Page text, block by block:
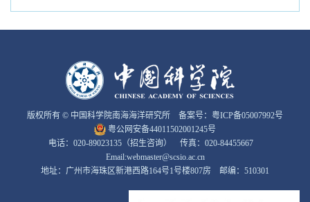
版权所有 © 中国科学院南海海洋研究所 备案号： 粤ICP备05007992号
粤公网安备44011502001245号
电话：020-89023135（招生咨询） 传真：020-84455667
Email:webmaster@scsio.ac.cn
地址：广州市海珠区新港西路164号1号楼807房 邮编：510301